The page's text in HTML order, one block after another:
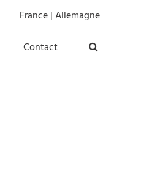
France|Allemagne
Contact